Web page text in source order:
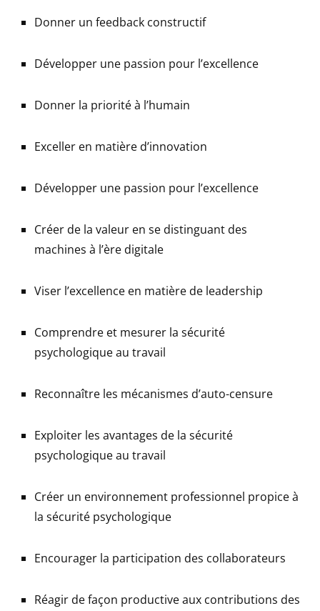
Donner un feedback constructif
Développer une passion pour l’excellence
Donner la priorité à l’humain
Exceller en matière d’innovation
Développer une passion pour l’excellence
Créer de la valeur en se distinguant des
machines à l’ère digitale
Viser l’excellence en matière de leadership
Comprendre et mesurer la sécurité
psychologique au travail
Reconnaître les mécanismes d’auto-censure
Exploiter les avantages de la sécurité
psychologique au travail
Créer un environnement professionnel propice à
la sécurité psychologique
Encourager la participation des collaborateurs
Réagir de façon productive aux contributions des